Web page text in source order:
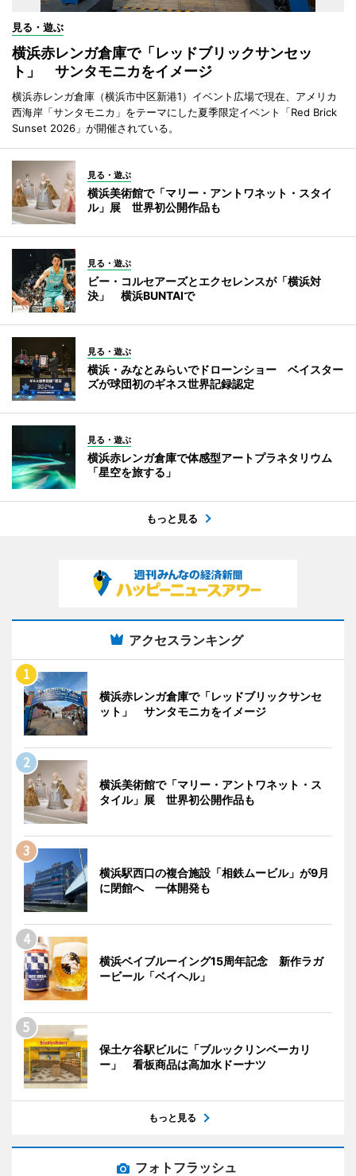
見る・遊ぶ
横浜赤レンガ倉庫で「レッドブリックサンセッ
ト」 サンタモニカをイメージ
横浜赤レンガ倉庫（横浜市中区新港1）イベント広場で現在、アメリカ
西海岸「サンタモニカ」をテーマにした夏季限定イベント「Red Brick
Sunset 2026」が開催されている。
見る・遊ぶ
横浜美術館で「マリー・アントワネット・スタイ
ル」展 世界初公開作品も
見る・遊ぶ
ビー・コルセアーズとエクセレンスが「横浜対
決」 横浜BUNTAIで
見る・遊ぶ
横浜・みなとみらいでドローンショー ベイスター
ズが球団初のギネス世界記録認定
見る・遊ぶ
横浜赤レンガ倉庫で体感型アートプラネタリウム
「星空を旅する」
もっと見る
アクセスランキング
横浜赤レンガ倉庫で「レッドブリックサンセ
ット」 サンタモニカをイメージ
横浜美術館で「マリー・アントワネット・ス
タイル」展 世界初公開作品も
横浜駅西口の複合施設「相鉄ムービル」が9月
に閉館へ 一体開発も
横浜ベイブルーイング15周年記念 新作ラガ
ービール「ベイヘル」
保土ケ谷駅ビルに「ブルックリンベーカリ
ー」 看板商品は高加水ドーナツ
もっと見る
フォトフラッシュ